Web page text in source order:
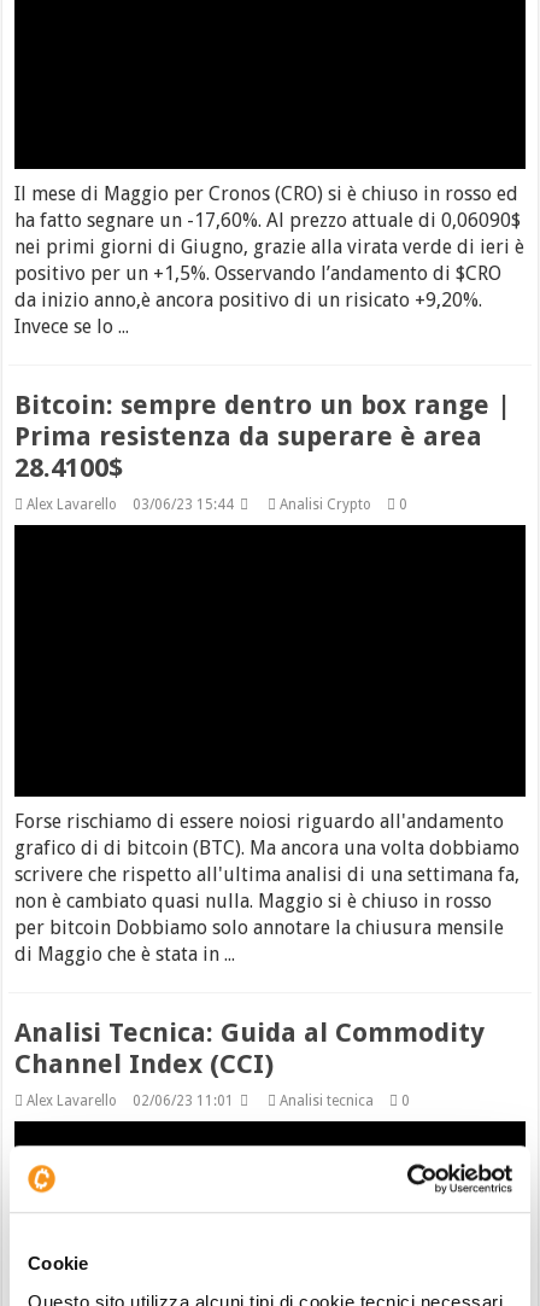
Cookie
Questo sito utilizza alcuni tipi di cookie tecnici necessari
Il mese di Maggio per Cronos (CRO) si è chiuso in rosso ed
ha fatto segnare un -17,60%. Al prezzo attuale di 0,06090$
nei primi giorni di Giugno, grazie alla virata verde di ieri è
positivo per un +1,5%. Osservando l’andamento di $CRO
da inizio anno,è ancora positivo di un risicato +9,20%.
Invece se lo ...
Bitcoin: sempre dentro un box range |
Prima resistenza da superare è area
28.4100$
Alex Lavarello 03/06/23 15:44 Analisi Crypto 0
Forse rischiamo di essere noiosi riguardo all'andamento
grafico di di bitcoin (BTC). Ma ancora una volta dobbiamo
scrivere che rispetto all'ultima analisi di una settimana fa,
non è cambiato quasi nulla. Maggio si è chiuso in rosso
per bitcoin Dobbiamo solo annotare la chiusura mensile
di Maggio che è stata in ...
Analisi Tecnica: Guida al Commodity
Channel Index (CCI)
Alex Lavarello 02/06/23 11:01 Analisi tecnica 0